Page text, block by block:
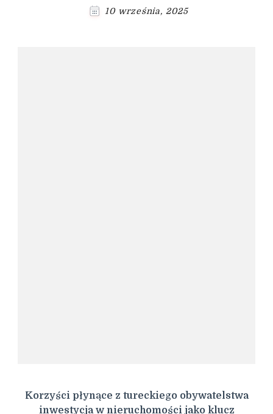
10 września, 2025
Korzyści płynące z tureckiego obywatelstwa
inwestycja w nieruchomości jako klucz